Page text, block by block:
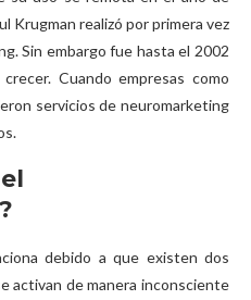
Krugman realizó por primera vez
Sin embargo fue hasta el 2002
Cuando empresas como
servicios de neuromarketing
debido a que existen dos
activan de manera inconsciente